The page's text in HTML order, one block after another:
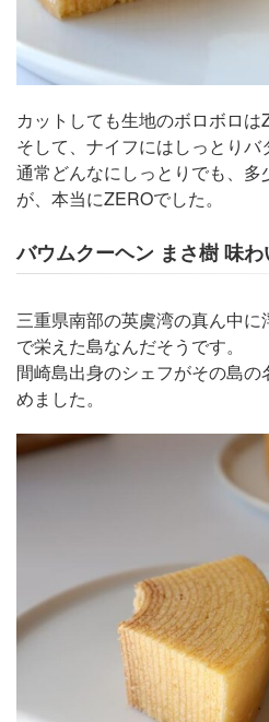
カットしても生地のボロボロは
そして、ナイフにはしっとりバ
通常どんなにしっとりでも、
が、本当にZEROでした。
バウムクーヘン まさ樹 味わ
三重県南部の英虞湾の真ん中
で栄えた島なんだそうです。
間崎島出身のシェフがその島
めました。